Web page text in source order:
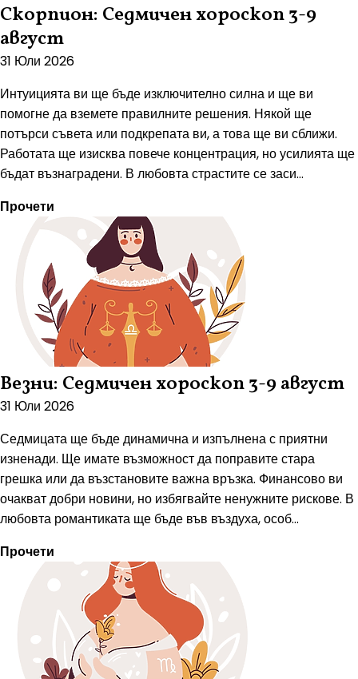
Скорпион: Седмичен хороскоп 3-9
август
31 Юли 2026
Интуицията ви ще бъде изключително силна и ще ви
помогне да вземете правилните решения. Някой ще
потърси съвета или подкрепата ви, а това ще ви сближи.
Работата ще изисква повече концентрация, но усилията ще
бъдат възнаградени. В любовта страстите се заси...
Прочети
Везни: Седмичен хороскоп 3-9 август
31 Юли 2026
Седмицата ще бъде динамична и изпълнена с приятни
изненади. Ще имате възможност да поправите стара
грешка или да възстановите важна връзка. Финансово ви
очакват добри новини, но избягвайте ненужните рискове. В
любовта романтиката ще бъде във въздуха, особ...
Прочети